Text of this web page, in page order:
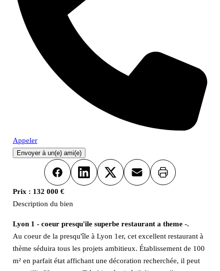
Appeler
Envoyer à un(e) ami(e)
FacebookLinkedInX Email Imprimer
Prix : 132 000 €
Description du bien
Lyon 1 - coeur presqu'ile superbe restaurant a theme -.
Au coeur de la presqu'île à Lyon 1er, cet excellent restaurant à
thème séduira tous les projets ambitieux. Établissement de 100
m² en parfait état affichant une décoration recherchée, il peut